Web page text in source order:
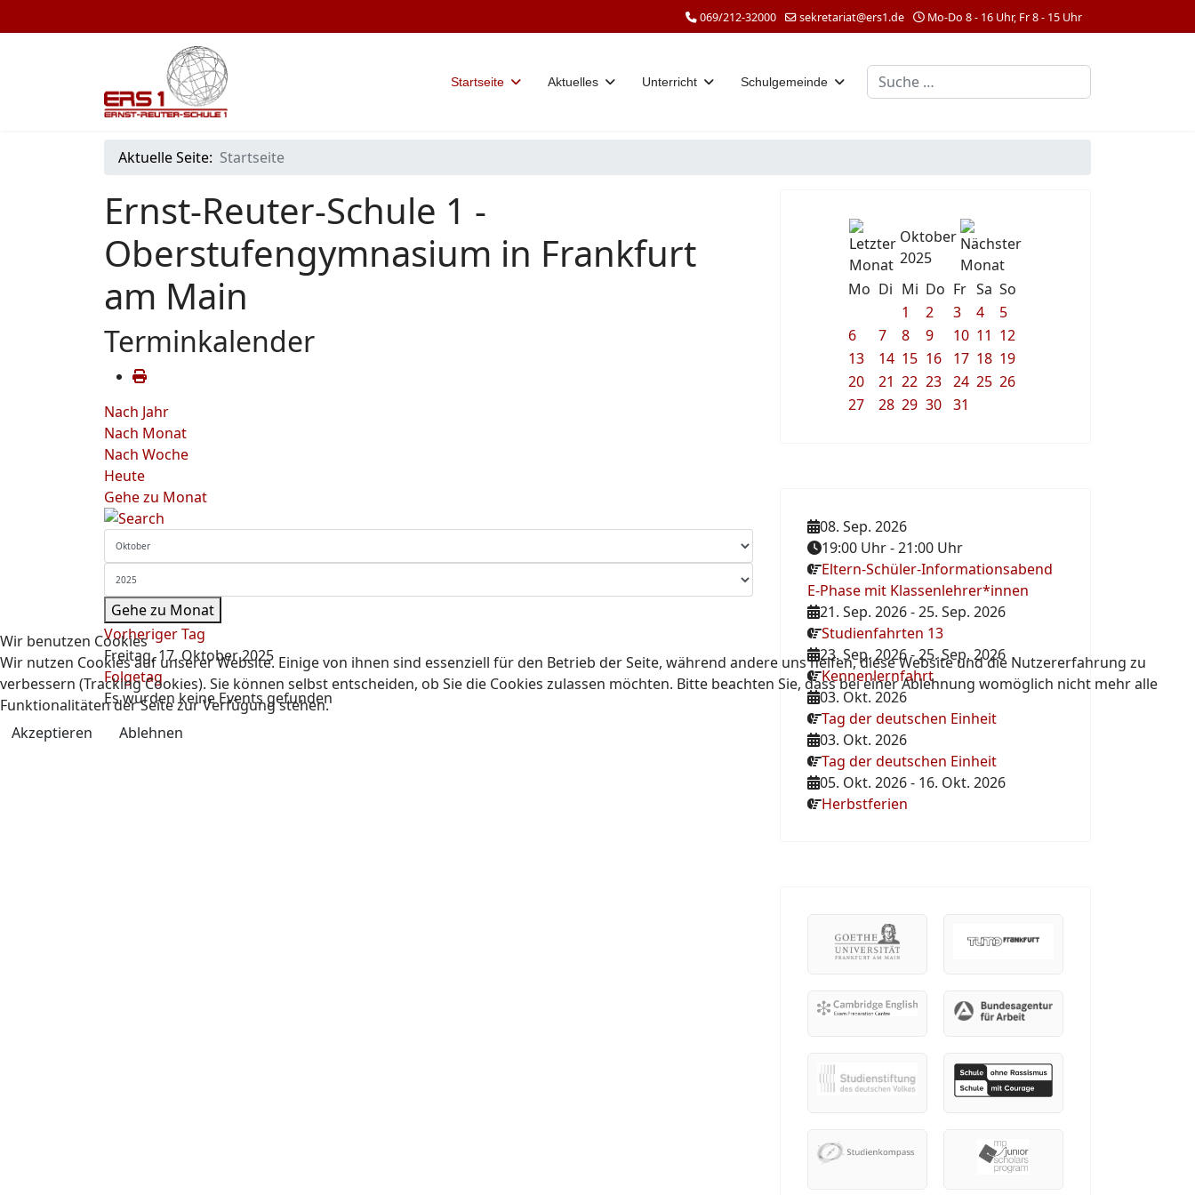
069/212-32000 sekretariat@ers1.de Mo-Do 8 - 16 Uhr, Fr 8 - 15 Uhr
Startseite Aktuelles Unterricht Schulgemeinde Suchen
Aktuelle Seite: Startseite
Ernst-Reuter-Schule 1 -
Oberstufengymnasium in Frankfurt
am Main
Terminkalender
Nach Jahr
Nach Monat
Nach Woche
Heute
Gehe zu Monat
Gehe zu Monat
Vorheriger Tag
Freitag, 17. Oktober 2025
Folgetag
Es wurden keine Events gefunden
Oktober
2025
Mo Di Mi Do Fr Sa So
1
2 3 4
5
6
7 8 9 10 11 12
13
14 15 16 17 18 19
20
21 22 23 24 25 26
27
28 29 30 31
08. Sep. 2026
19:00 Uhr-21:00 Uhr
Eltern-Schüler-Informationsabend
E-Phase mit Klassenlehrer*innen
21. Sep. 2026-25. Sep. 2026
Studienfahrten 13
23. Sep. 2026-25. Sep. 2026
Kennenlernfahrt
03. Okt. 2026
Tag der deutschen Einheit
03. Okt. 2026
Tag der deutschen Einheit
05. Okt. 2026- 16. Okt. 2026
Herbstferien
Wir benutzen Cookies
Wir nutzen Cookies auf unserer Website. Einige von ihnen sind essenziell für den Betrieb der Seite, während andere uns helfen, diese Website und die Nutzererfahrung zu
verbessern (Tracking Cookies). Sie können selbst entscheiden, ob Sie die Cookies zulassen möchten. Bitte beachten Sie, dass bei einer Ablehnung womöglich nicht mehr alle
Funktionalitäten der Seite zur Verfügung stehen.
Akzeptieren
Ablehnen